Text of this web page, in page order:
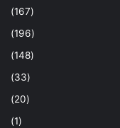
(167)
(196)
(148)
(33)
(20)
(1)